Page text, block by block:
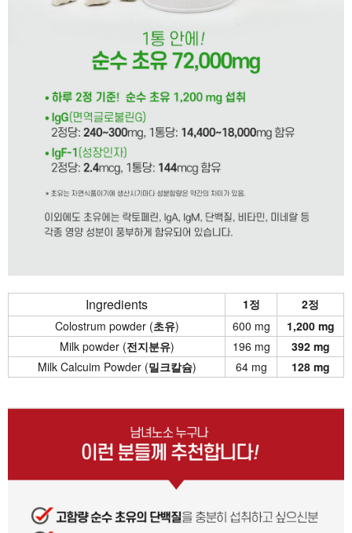
Ingredients 1정
2정
Colostrum powder (초유) 600 mg
1,200 mg
Milk powder (전지분유) 196 mg
392 mg
Milk Calcuim Powder (밀크칼슘) 64 mg 128 mg